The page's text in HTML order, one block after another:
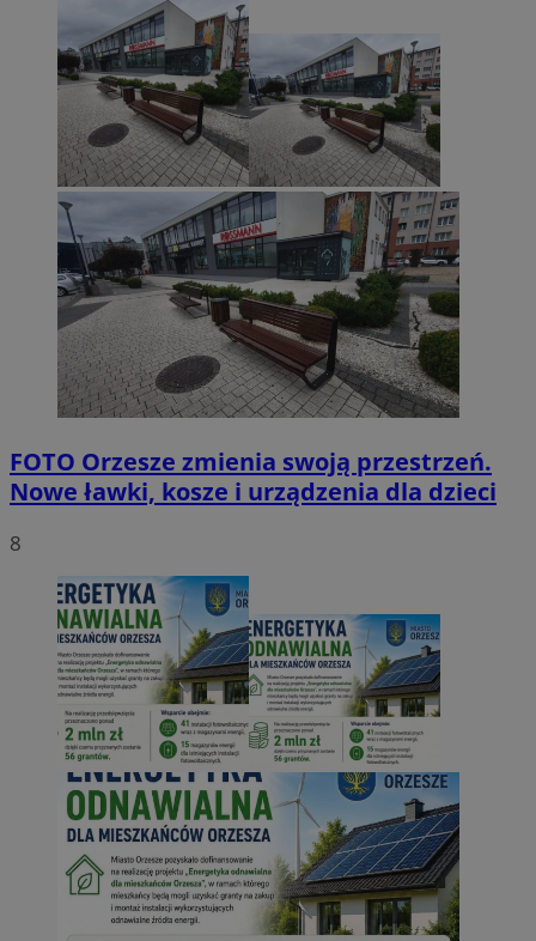
FOTO Orzesze zmienia swoją przestrzeń.
Nowe ławki, kosze i urządzenia dla dzieci
8